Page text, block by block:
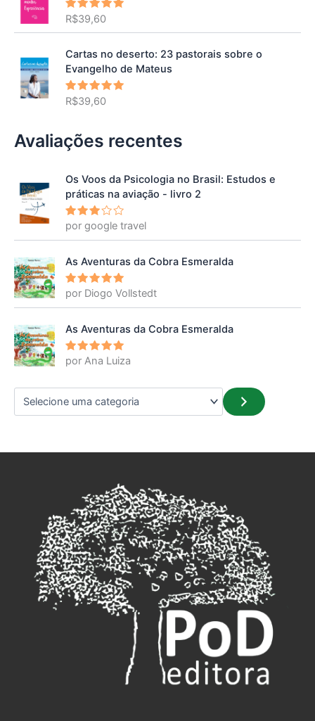
Avaliação
de 5
R$39,60
Cartas no deserto: 23 pastorais sobre o
Evangelho de Mateus
Avaliação
de 5
R$39,60
Avaliações recentes
Os Voos da Psicologia no Brasil: Estudos e
práticas na aviação - livro 2
Avalia
ção3
por google travel
As Aventuras da Cobra Esmeralda
Avaliação
5
por Diogo Vollstedt
As Aventuras da Cobra Esmeralda
Avaliação
5
por Ana Luiza